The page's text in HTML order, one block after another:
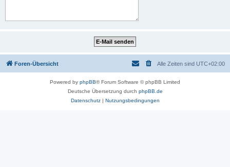
Foren-Übersicht Alle Zeiten sind UTC+02:00
Powered by phpBB® Forum Software © phpBB Limited
Deutsche Übersetzung durch phpBB.de
Datenschutz| Nutzungsbedingungen